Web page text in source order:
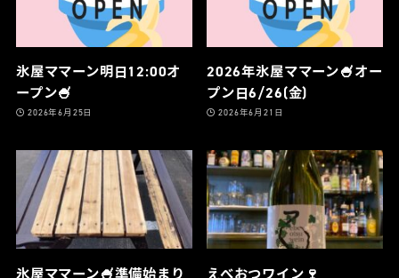
氷屋ママーン明日12:00オ
ープン🍧
2026年6月25日
2026年氷屋ママーン🍧オー
プン日6/26(金)
2026年6月21日
氷屋ママーン🍧準備始まり えべおつワイン🍷